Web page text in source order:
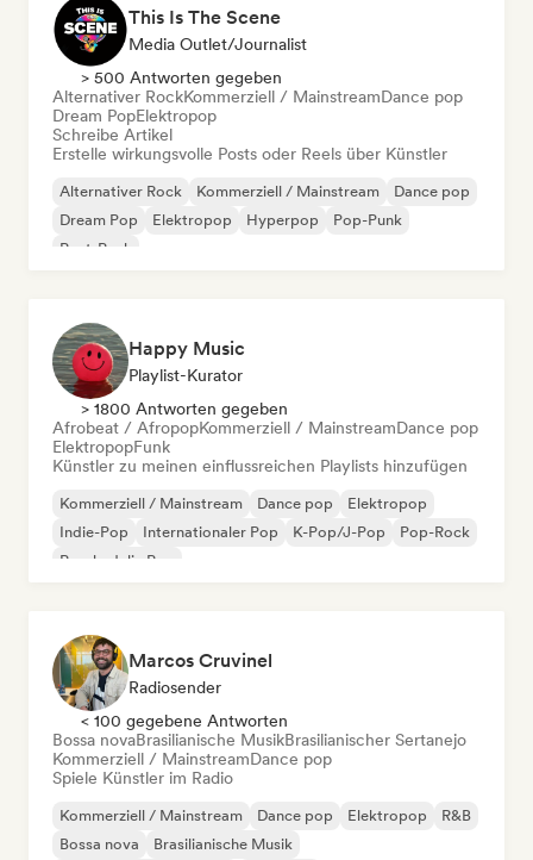
This Is The Scene
Media Outlet/Journalist
> 500 Antworten gegeben
Alternativer RockKommerziell / MainstreamDance pop
Dream PopElektropop
Schreibe Artikel
Erstelle wirkungsvolle Posts oder Reels über Künstler
Alternativer Rock Kommerziell / Mainstream
Dance pop
Dream Pop
Elektropop Hyperpop
Pop-Punk
Post-Punk
Happy Music
Playlist-Kurator
> 1800 Antworten gegeben
Afrobeat / AfropopKommerziell / MainstreamDance pop
ElektropopFunk
Künstler zu meinen einflussreichen Playlists hinzufügen
Kommerziell / Mainstream Dance pop
Elektropop
Indie-Pop
Internationaler Pop K-Pop/J-Pop
Pop-Rock
Psychedelic Pop
Marcos Cruvinel
Radiosender
< 100 gegebene Antworten
Bossa novaBrasilianische MusikBrasilianischer Sertanejo
Kommerziell / MainstreamDance pop
Spiele Künstler im Radio
Kommerziell / Mainstream Dance pop Elektropop
R&B
Bossa nova
Brasilianische Musik